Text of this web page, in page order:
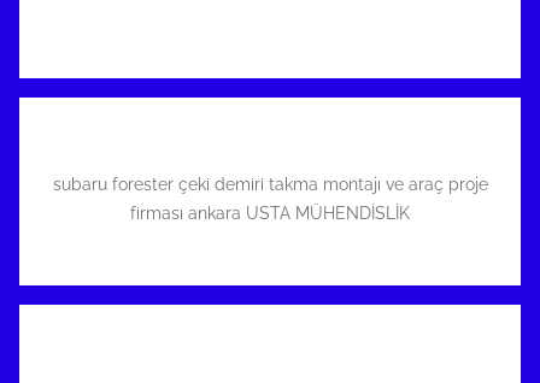
subaru forester çeki demiri takma montajı ve araç proje
firması ankara USTA MÜHENDİSLİK